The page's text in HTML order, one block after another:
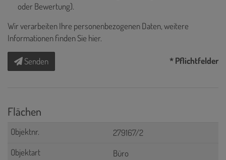
oder Bewertung).
Wir verarbeiten Ihre personenbezogenen Daten, weitere
Informationen finden Sie hier.
Senden * Pflichtfelder
Flächen
279167/2
Büro